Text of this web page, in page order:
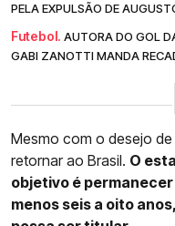
PELA EXPULSÃO DE
Futebol. AUTORA DO GOL
GABI ZANOTTI MANDA
Mesmo com o desejo
retornar ao Brasil. O
objetivo é
menos seis a oito